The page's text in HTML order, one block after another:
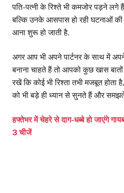
पति-पत्नी के रिश्ते भी कमजोर पड़ने
बल्कि उनके आसपास हो रही घटनाओं की
आना शुरू हो जाती है.
अगर आप भी अपने पार्टनर के साथ में
बनाना चाहते हैं तो आपको कुछ खास बातों
रखें कि कोई भी रिश्ता तभी मजबूत होता
को भी बड़े ही ध्यान से सुनते हैं और
हफ्तेभर में चेहरे से दाग-धब्बे हो जाएंगे
3 चीजें